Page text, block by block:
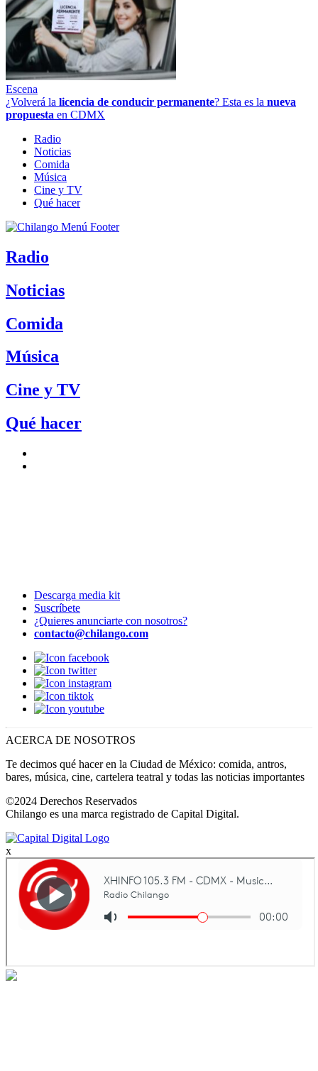
Escena
¿Volverá la licencia de conducir permanente? Esta es la nueva
propuesta en CDMX
Radio
Noticias
Comida
Música
Cine y TV
Qué hacer
Radio
Noticias
Comida
Música
Cine y TV
Qué hacer
Descarga media kit
Suscríbete
¿Quieres anunciarte con nosotros?
contacto@chilango.com
ACERCA DE NOSOTROS
Te decimos qué hacer en la Ciudad de México: comida, antros,
bares, música, cine, cartelera teatral y todas las noticias importantes
©2024 Derechos Reservados
Chilango es una marca registrado de Capital Digital.
x